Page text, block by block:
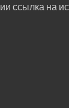
ссылка на